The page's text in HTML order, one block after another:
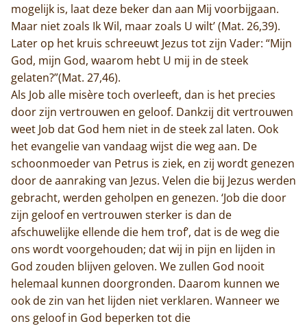
De abdij
Actueel
Monnik worden
Contact
mogelijk is, laat deze beker dan aan Mij voorbijgaan.
Maar niet zoals Ik Wil, maar zoals U wilt’ (Mat. 26,39).
Later op het kruis schreeuwt Jezus tot zijn Vader: “Mijn
God, mijn God, waarom hebt U mij in de steek
gelaten?”(Mat. 27,46).
Als Job alle misère toch overleeft, dan is het precies
door zijn vertrouwen en geloof. Dankzij dit vertrouwen
weet Job dat God hem niet in de steek zal laten. Ook
het evangelie van vandaag wijst die weg aan. De
schoonmoeder van Petrus is ziek, en zij wordt genezen
door de aanraking van Jezus. Velen die bij Jezus werden
gebracht, werden geholpen en genezen. ‘Job die door
zijn geloof en vertrouwen sterker is dan de
afschuwelijke ellende die hem trof’, dat is de weg die
ons wordt voorgehouden; dat wij in pijn en lijden in
God zouden blijven geloven. We zullen God nooit
helemaal kunnen doorgronden. Daarom kunnen we
ook de zin van het lijden niet verklaren. Wanneer we
ons geloof in God beperken tot die